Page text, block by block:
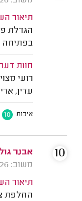
תיאור
הגדלת
בפתיחה
חוות
רועי
עדין,
איכות 10
אבנר
משוב: 29/04/2026
תיאור
החלפת
10